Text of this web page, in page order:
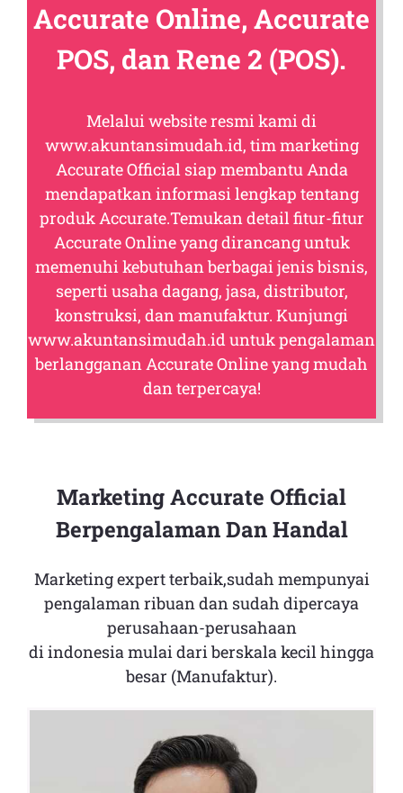
Accurate Online, Accurate
POS, dan Rene 2 (POS).
Melalui website resmi kami di
www.akuntansimudah.id, tim marketing
Accurate Official siap membantu Anda
mendapatkan informasi lengkap tentang
produk Accurate.Temukan detail fitur-fitur
Accurate Online yang dirancang untuk
memenuhi kebutuhan berbagai jenis bisnis,
seperti usaha dagang, jasa, distributor,
konstruksi, dan manufaktur. Kunjungi
www.akuntansimudah.iduntuk pengalaman
berlangganan Accurate Online yang mudah
dan terpercaya!
Marketing Accurate Official
Berpengalaman Dan Handal
Marketing expert terbaik,sudah mempunyai
pengalaman ribuan dan sudah dipercaya
perusahaan-perusahaan
di indonesia mulai dari berskala kecil hingga
besar (Manufaktur).